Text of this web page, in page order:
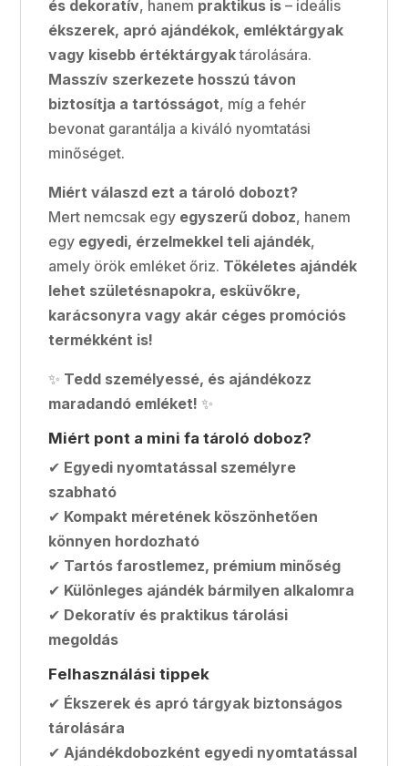
és dekoratív, hanem praktikus is – ideális
ékszerek, apró ajándékok, emléktárgyak
vagy kisebb értéktárgyaktárolására.
Masszív szerkezete hosszú távon
biztosítja a tartósságot, míg a fehér
bevonat garantálja a kiváló nyomtatási
minőséget.
Miért válaszd ezt a tároló dobozt?
Mert nemcsak egy egyszerű doboz, hanem
egy egyedi, érzelmekkel teli ajándék,
amely örök emléket őriz. Tökéletes ajándék
lehet születésnapokra, esküvőkre,
karácsonyra vagy akár céges promóciós
termékként is!
✨ Tedd személyessé, és ajándékozz
maradandó emléket! ✨
Miért pont a mini fa tároló doboz?
✔ Egyedi nyomtatással személyre
szabható
✔ Kompakt méretének köszönhetően
könnyen hordozható
✔ Tartós farostlemez, prémium minőség
✔ Különleges ajándék bármilyen alkalomra
✔ Dekoratív és praktikus tárolási
megoldás
Felhasználási tippek
✔ Ékszerek és apró tárgyak biztonságos
tárolására
✔ Ajándékdobozként egyedi nyomtatással